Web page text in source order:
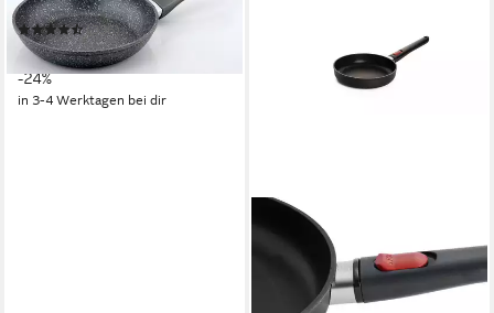
(336)
ab 12,47 € UVP16,49 €
-24%
in 3-4 Werktagen bei dir